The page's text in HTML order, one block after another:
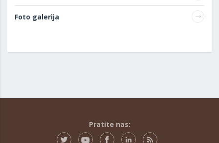
Foto galerija
Pratite nas: